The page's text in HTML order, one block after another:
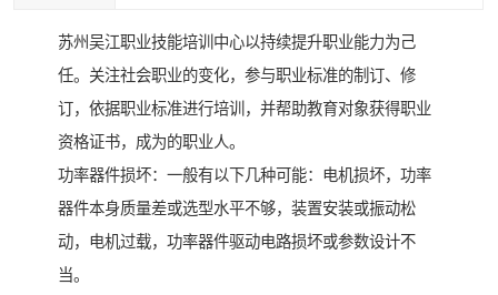
苏州吴江职业技能培训中心以持续提升职业能力为己
任。关注社会职业的变化，参与职业标准的制订、修
订，依据职业标准进行培训，并帮助教育对象获得职业
资格证书，成为的职业人。
功率器件损坏：一般有以下几种可能：电机损坏，功率
器件本身质量差或选型水平不够，装置安装或振动松
动，电机过载，功率器件驱动电路损坏或参数设计不
当。